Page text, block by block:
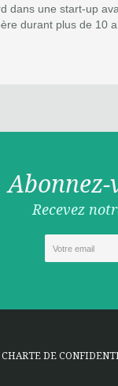
dans une start-up
durant plus de 10
Recevez
CHARTE DE